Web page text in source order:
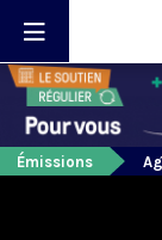
Émissions